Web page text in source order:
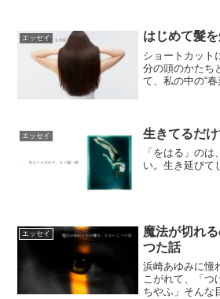
エッセイ はじめて髮
ショートカット
分の頭のかたち
て、私の中の“春
エッセイ 生きてるだ
「をはる」の
い。生き延びて
エッセイ
魔法が切れ
つた話
浜崎あゆみに憧
こがれて、「つ
ちやふ」そんな